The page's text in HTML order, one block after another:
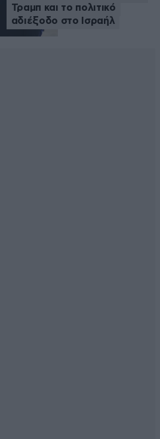
Τραμπ και το πολιτικό
αδιέξοδο στο Ισραήλ